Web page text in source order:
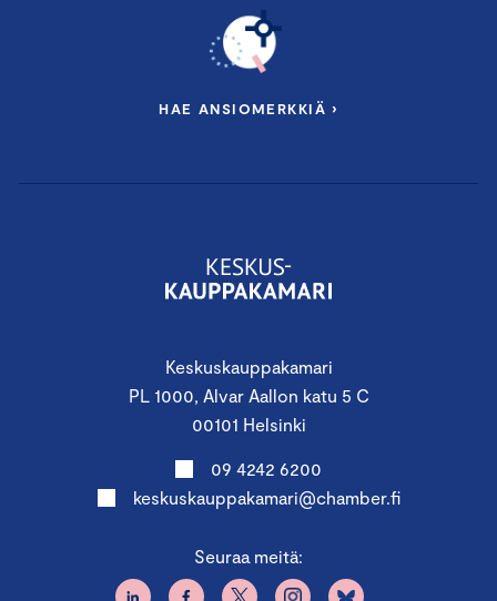
Keskuskauppakamari
PL 1000, Alvar Aallon katu 5 C
00101 Helsinki
09 4242 6200
keskuskauppakamari@chamber.fi
Seuraa meitä:
HAE ANSIOMERKKIÄ ›